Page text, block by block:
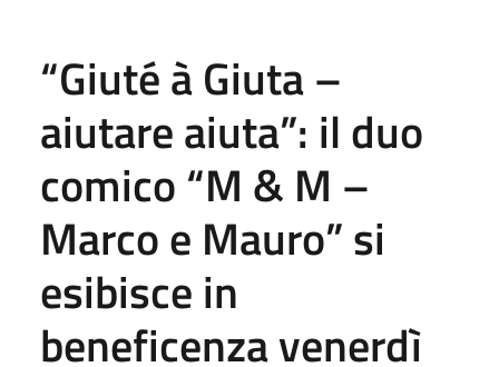
“Giuté à Giuta –
aiutare aiuta”: il duo
comico “M & M –
Marco e Mauro” si
esibisce in
beneficenza venerdì